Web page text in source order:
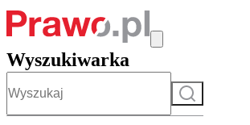
Wyszukiwarka
Szukaj